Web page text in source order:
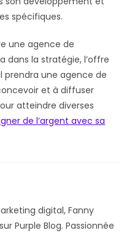
spécifiques.
une agence de
dans la stratégie, l’offre
prendra une agence de
et à diffuser
atteindre diverses
de l’argent avec sa
digital, Fanny
Purple Blog. Passionnée